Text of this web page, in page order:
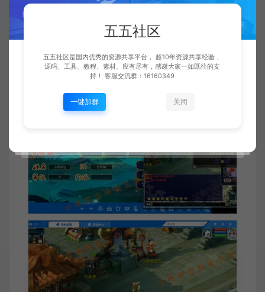
五五社区
五五社区是国内优秀的资源共享平台， 超10年资源共享经验，
源码、工具、教程、素材、应有尽有，感谢大家一如既往的支
持！ 客服交流群：16160349
一键加群 关闭